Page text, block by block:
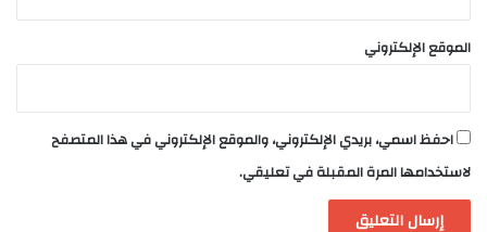
الموقع الإلكتروني
احفظ اسمي، بريدي الإلكتروني، والموقع الإلكتروني في هذا المتصفح
لاستخدامها المرة المقبلة في تعليقي.